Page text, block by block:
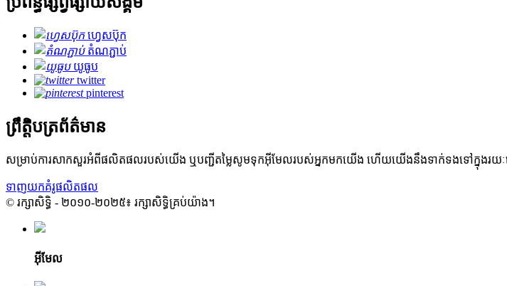
ហ្វេសប៊ុក
តំណភ្ជាប់
យូធូប
twitter
pinterest
ព្រឹត្តិបត្រព័ត៌មាន
សម្រាប់ការសាកសួរអំពីផលិតផលរបស់យើង ឬបញ្ជីតម្លៃសូមទុកអ៊ីមែលរបស់អ្នកមកយើង ហើយយើងនឹងទាក់ទងទៅក្នុងរយ
ទាញយកគំរូផលិតផល
© រក្សាសិទ្ធិ - ២០១០-២០២៥៖ រក្សាសិទ្ធិគ្រប់យ៉ាង។
អ៊ីមែល